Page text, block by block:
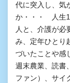
代に突入し、気
か・・・ 人生
人と、介護が必
み、定年ひとり
づいたことや感
週末農業、読書
ファン）、サイ